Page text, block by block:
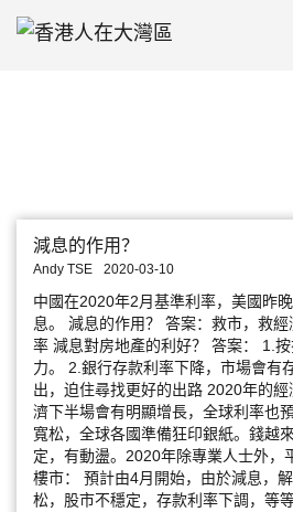
減息的作用？
Andy TSE 2020-03-10
中國在2020年2月基準利率，美國昨
息。 減息的作用？ 答案：救市，救
率 減息對房地產的利好？ 答案： 1.
力。 2.銀行存款利率下降，市場會有
出，迫住尋找更好的出路 2020年的
濟下半場會有明顯增長，全球利率也
寬松，全球各國準備狂印銀紙。錢越
定，有動盪。2020年除專業人士外，
樓市： 預計由4月開始，由於減息，
松，股市不穩定，存款利率下調，等